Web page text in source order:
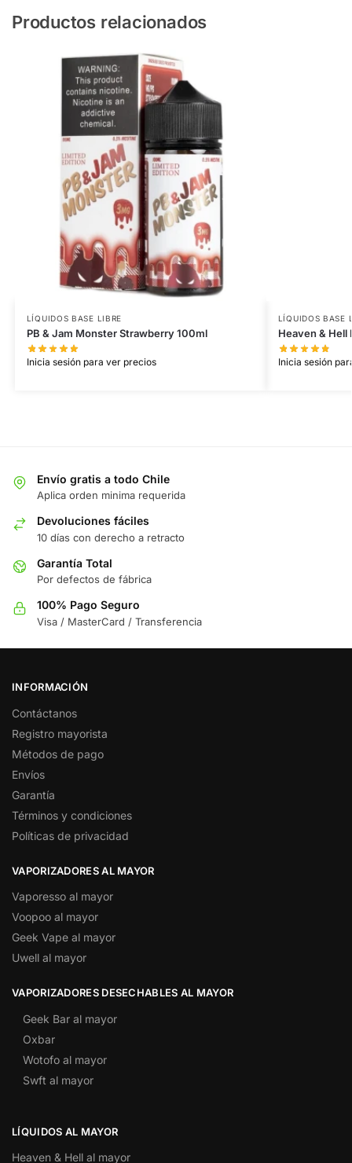
Productos relacionados
LÍQUIDOS BASE LIBRE
PB & Jam Monster Strawberry 100ml
Inicia sesión para ver precios
LÍQUIDOS BASE
Heaven & Hell
Inicia sesión
Envío gratis a todo Chile
Aplica orden minima requerida
Devoluciones fáciles
10 días con derecho a retracto
Garantía Total
Por defectos de fábrica
100% Pago Seguro
Visa / MasterCard / Transferencia
INFORMACIÓN
Contáctanos
Registro mayorista
Métodos de pago
Envíos
Garantía
Términos y condiciones
Políticas de privacidad
VAPORIZADORES AL MAYOR
Vaporesso al mayor
Voopoo al mayor
Geek Vape al mayor
Uwell al mayor
VAPORIZADORES DESECHABLES AL MAYOR
Geek Bar al mayor
Oxbar
Wotofo al mayor
Swft al mayor
LÍQUIDOS AL MAYOR
Heaven & Hell al mayor